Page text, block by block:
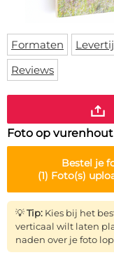
Skateboard deck
Levertijden
Inloggen
WhatsApp
Formaten
Reviews
Foto op
Bestel je
(1) Foto(s)
💡Tip: Kies bij het
verticaal wilt laten
naden over je foto